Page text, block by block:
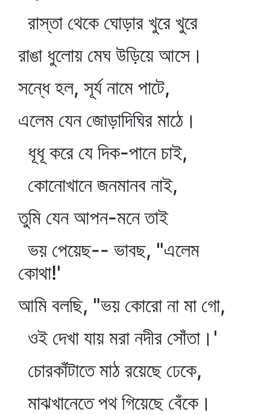
রাস্তা থেকে ঘোড়ার খুরে খুরে
রাঙা ধুলোয় মেঘ উড়িয়ে আসে।
সন্ধে হল, সূর্য নামে পাটে,
এলেম যেন জোড়াদিঘির মাঠে।
ধূধূ করে যে দিক-পানে চাই,
কোনোখানে জনমানব নাই,
তুমি যেন আপন-মনে তাই
ভয় পেয়েছ-- ভাবছ, "এলেম
কোথা!'
আমি বলছি, "ভয় কোরো না মা গো,
ওই দেখা যায় মরা নদীর সোঁতা।'
চোরকাঁটাতে মাঠ রয়েছে ঢেকে,
মাঝখানেতে পথ গিয়েছে বেঁকে।